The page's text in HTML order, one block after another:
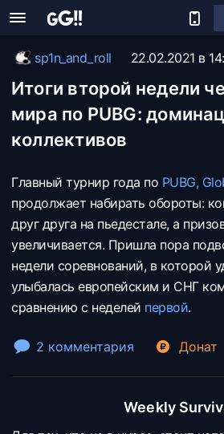
sp1n_and_roll 22.02.2021 в
Итоги второй недели
мира по PUBG:
коллективов
Главный турнир года по PUBG,
продолжает набирать обороты:
друг друга на пьедестале, а
увеличивается. Пришла пора
недели соревнований, в которой
улыбалась европейским и СНГ
сравнению с неделей первой.
2 комментария Донат
Weekly